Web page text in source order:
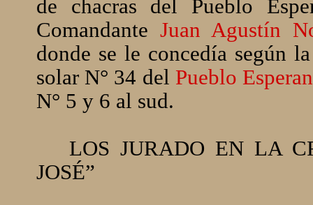
de chacras del Pueblo
ComandanteJuan Agustín
donde se le concedía según
solar N° 34 del Pueblo
N° 5 y 6 al sud.
LOS JURADO EN LA
JOSÉ”